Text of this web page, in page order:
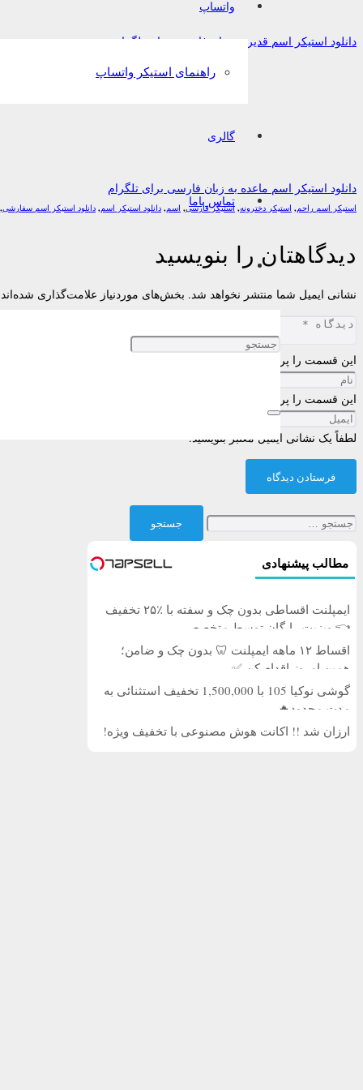
واتساپ
راهنمای استیکر واتساپ
گالری
تماس باما
دانلود استیکر اسم قدیر به زبان فارسی برای تلگرام
دانلود استیکر اسم ماعده به زبان فارسی برای تلگرام
استیکر اسم راحم, استیکر دخترونه, استیکر فارسی, اسم, دانلود استیکر اسم, دانلود استیکر اسم سفارشی,
دیدگاهتان را بنویسید
نشانی ایمیل شما منتشر نخواهد شد. بخش‌های موردنیاز علامت‌گذاری شده‌اند
این قسمت را پر کنید
این قسمت را پر کنید
لطفاً یک نشانی ایمیل معتبر بنویسید.
فرستادن دیدگاه
جستجو
برای:
مطالب پیشنهادی
ایمپلنت اقساطی بدون چک و سفته با ٪۲۵ تخفیف
👈 ویزیت رایگان توسط متخصص
اقساط ۱۲ ماهه ایمپلنت 🦷 بدون چک و ضامن؛
همین امروز اقدام کن ✅
گوشی نوکیا 105 با 1,500,000 تخفیف استثنائی به
مدت محدود🔥
ارزان شد !! اکانت هوش مصنوعی با تخفیف ویژه!